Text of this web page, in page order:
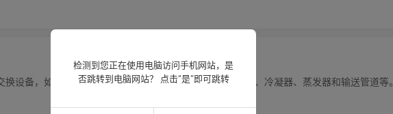
设备，如列管式换热器、盘管式换热器、蛇形管式换热器、冷凝器、蒸发器和输送管道等。
检测到您正在使用电脑访问手机网站，是
否跳转到电脑网站？ 点击“是”即可跳转